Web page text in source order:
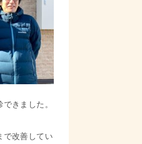
きました。
で改善してい